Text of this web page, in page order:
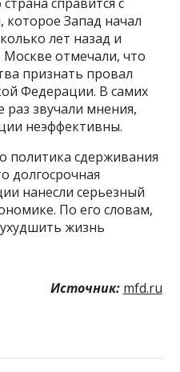
Запад начал
лет назад и
отмечали, что
признать провал
Федерации. В самих
раз звучали мнения,
неэффективны.
политика сдерживания
долгосрочная
нанесли серьезный
По его словам,
жизнь
Источник: mfd.ru